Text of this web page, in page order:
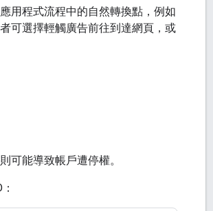
用程式流程中的自然轉換點，例如
可選擇輕觸廣告前往到達網頁，或
可能導致帳戶遭停權。